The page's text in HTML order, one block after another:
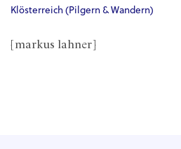
Klösterreich (Pilgern & Wandern)
[markus lahner]